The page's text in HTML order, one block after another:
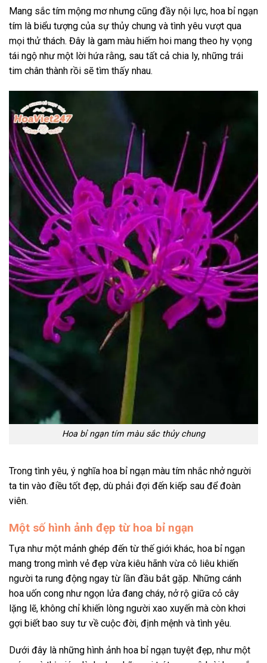
Mang sắc tím mộng mơ nhưng cũng đầy nội lực, hoa bỉ ngạn
tím là biểu tượng của sự thủy chung và tình yêu vượt qua
mọi thử thách. Đây là gam màu hiếm hoi mang theo hy vọng
tái ngộ như một lời hứa rằng, sau tất cả chia ly, những trái
tim chân thành rồi sẽ tìm thấy nhau.
Hoa bỉ ngạn tím màu sắc thủy chung
Trong tình yêu, ý nghĩa hoa bỉ ngạn màu tím nhắc nhở người
ta tin vào điều tốt đẹp, dù phải đợi đến kiếp sau để đoàn
viên.
Một số hình ảnh đẹp từ hoa bỉ ngạn
Tựa như một mảnh ghép đến từ thế giới khác, hoa bỉ ngạn
mang trong mình vẻ đẹp vừa kiêu hãnh vừa cô liêu khiến
người ta rung động ngay từ lần đầu bắt gặp. Những cánh
hoa uốn cong như ngọn lửa đang cháy, nở rộ giữa cỏ cây
lặng lẽ, không chỉ khiến lòng người xao xuyến mà còn khơi
gợi biết bao suy tư về cuộc đời, định mệnh và tình yêu.
Dưới đây là những hình ảnh hoa bỉ ngạn tuyệt đẹp, như một